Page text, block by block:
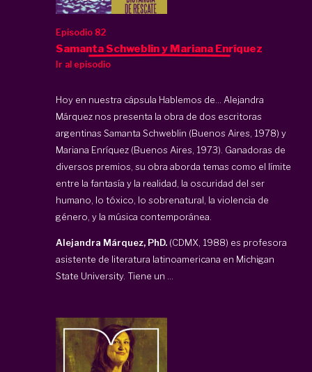
Episodio 82
Samanta Schweblin y Mariana Enríquez
Ir al episodio
Hoy en nuestra cápsula Hablemos de... Alejandra
Márquez nos presenta la obra de dos escritoras
argentinas Samanta Schweblin (Buenos Aires, 1978) y
Mariana Enríquez (Buenos Aires, 1973). Ganadoras de
diversos premios, su obra aborda temas como el límite
entre la fantasía y la realidad, la oscuridad del ser
humano, lo tóxico, lo sobrenatural, la violencia de
género, y la música contemporánea.
Alejandra Márquez, PhD. (CDMX, 1988) es profesora
asistente de literatura latinoamericana en Michigan
State University. Tiene un ...